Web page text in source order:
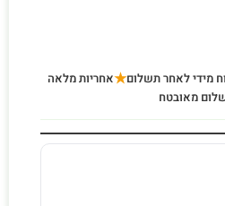
מידי לאחר תשלום★אחריות מלאה
מאובטח